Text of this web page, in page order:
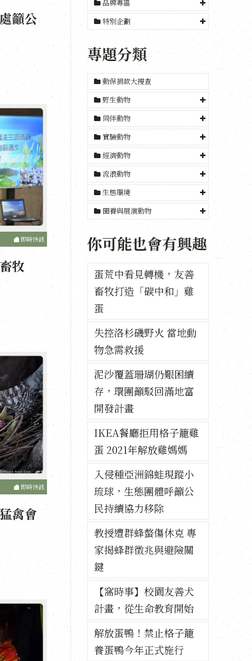
籲公
即時快訊
牧
即時快訊
禽會
品牌專區
特別企劃
專題分類
動保捐款大搜查
野生動物
同伴動物
實驗動物
經濟動物
流浪動物
生態環境
圈養與展演動物
你可能也會有興趣
蛋荒中看見轉機，友善
畜牧打造「碳中和」雞
蛋
失控洛杉磯野火 當地動
物急需救援
泥沙覆蓋珊瑚仍艱困續
存，環團籲駁回滿地富
開發計畫
IKEA餐廳拒用格子籠雞
蛋 2021年解放雞媽媽
入侵種亞洲錦蛙現蹤小
琉球，生態團體呼籲公
民持續協力移除
教授遭群蜂螫傷休克 專
家揭蜂群徵兆與避險關
鍵
【窩時事】校園友善犬
計畫，從生命教育開始
解放蛋鴨！禁止格子籠
養蛋鴨今年正式施行